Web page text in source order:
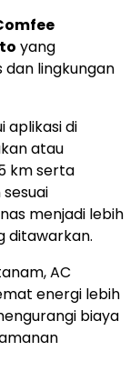
yang
dan lingkungan
aplikasi di
atau
km serta
menjadi lebih
ditawarkan.
AC
energi lebih
biaya